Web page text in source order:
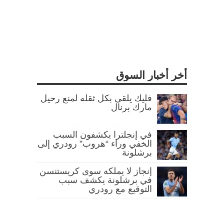
أخر أخبار السوق
فليك يلقي بكل ثقله لمنع رحيل
مارك برنال
في إنجلترا يكشفون السبب
الخفي وراء “هروب” رودري إلى
برشلونة
إنجاز لا يملكه سوى كريستنسن
في برشلونة يكشف سبب
التوقيع مع رودري